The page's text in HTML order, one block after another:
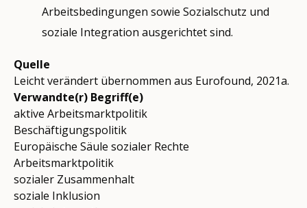
Arbeitsbedingungen sowie Sozialschutz und
soziale Integration ausgerichtet sind.
Quelle
Leicht verändert übernommen aus Eurofound, 2021a.
Verwandte(r) Begriff(e)
aktive Arbeitsmarktpolitik
Beschäftigungspolitik
Europäische Säule sozialer Rechte
Arbeitsmarktpolitik
sozialer Zusammenhalt
soziale Inklusion